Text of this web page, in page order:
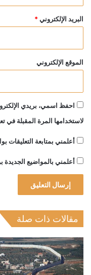
البريد الإلكتروني *
الموقع الإلكتروني
احفظ اسمي، بريدي
لاستخدامها المرة المقبلة في
أعلمني بمتابعة التعليقات
أعلمني بالمواضيع الجديدة
مقالات ذات صلة